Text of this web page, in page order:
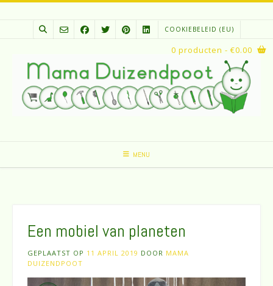
Spring
COOKIEBELEID (EU)
MENU
0 producten - €0.00
Een mobiel van planeten
GEPLAATST OP 11 APRIL 2019 DOOR MAMA
DUIZENDPOOT